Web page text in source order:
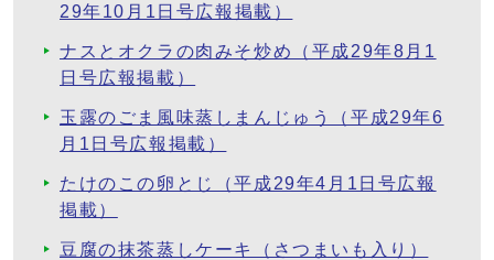
29年10月1日号広報掲載）
ナスとオクラの肉みそ炒め（平成29年8月1
日号広報掲載）
玉露のごま風味蒸しまんじゅう（平成29年6
月1日号広報掲載）
たけのこの卵とじ（平成29年4月1日号広報
掲載）
豆腐の抹茶蒸しケーキ（さつまいも入り）